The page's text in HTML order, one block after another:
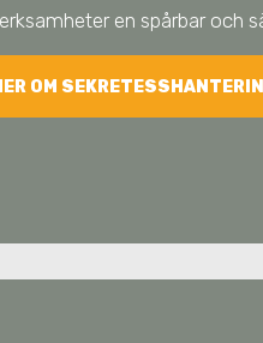
en spårbar och
OM